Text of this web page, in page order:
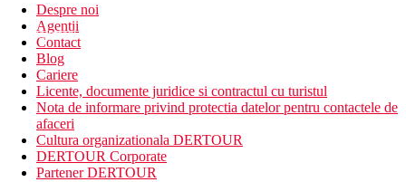
newsletter!
Despre noi
Agentii
Contact
Blog
Cariere
Licente, documente juridice si contractul cu turistul
Nota de informare privind protectia datelor pentru contactele de
afaceri
Cultura organizationala DERTOUR
DERTOUR Corporate
Partener DERTOUR